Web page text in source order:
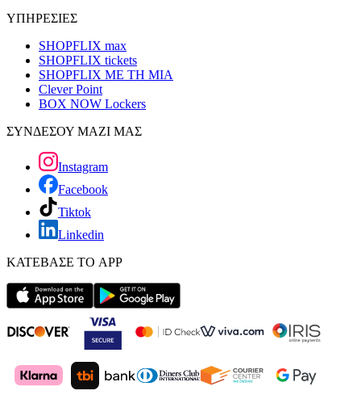
ΥΠΗΡΕΣΙΕΣ
SHOPFLIX max
SHOPFLIX tickets
SHOPFLIX ΜΕ ΤΗ ΜΙΑ
Clever Point
BOX NOW Lockers
ΣΥΝΔΕΣΟΥ ΜΑΖΙ ΜΑΣ
Instagram
Facebook
Tiktok
Linkedin
ΚΑΤΕΒΑΣΕ ΤΟ APP